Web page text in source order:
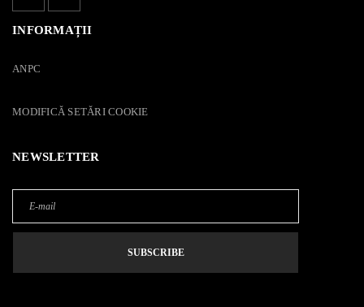
INFORMAȚII
ANPC
MODIFICĂ SETĂRI COOKIE
NEWSLETTER